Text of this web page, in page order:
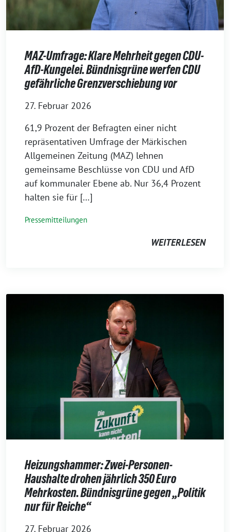
MAZ-Umfrage: Klare Mehrheit gegen CDU-
AfD-Kungelei. Bündnisgrüne werfen CDU
gefährliche Grenzverschiebung vor
27. Februar 2026
61,9 Prozent der Befragten einer nicht
repräsentativen Umfrage der Märkischen
Allgemeinen Zeitung (MAZ) lehnen
gemeinsame Beschlüsse von CDU und AfD
auf kommunaler Ebene ab. Nur 36,4 Prozent
halten sie für […]
Pressemitteilungen
WEITERLESEN
Heizungshammer: Zwei-Personen-
Haushalte drohen jährlich 350 Euro
Mehrkosten. Bündnisgrüne gegen „Politik
nur für Reiche“
27. Februar 2026